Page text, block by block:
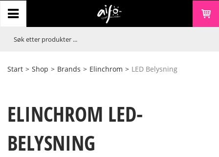
Start > Shop > Brands > Elinchrom > LED Belysning
ELINCHROM LED-
BELYSNING